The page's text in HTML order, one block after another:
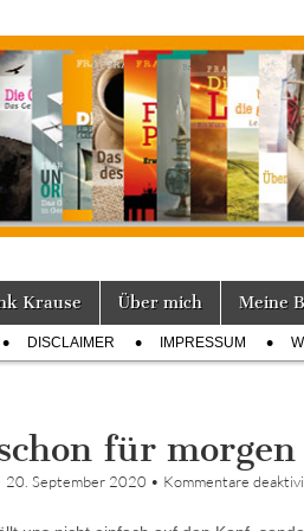
Krause Über mich Meine
DISCLAIMER IMPRESSUM
für
20. September 2020 • Kommentare